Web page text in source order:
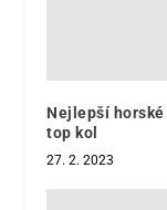
Nejlepší horské
top kol
27. 2. 2023